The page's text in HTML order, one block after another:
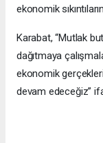
ekonomik
Karabat, “Mutlak
dağıtmaya
ekonomik
devam edeceğiz”